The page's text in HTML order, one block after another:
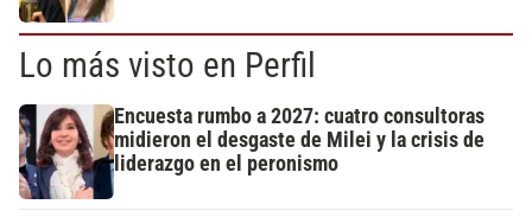
Lo más visto en Perfil
Encuesta rumbo a 2027: cuatro consultoras
midieron el desgaste de Milei y la crisis de
liderazgo en el peronismo